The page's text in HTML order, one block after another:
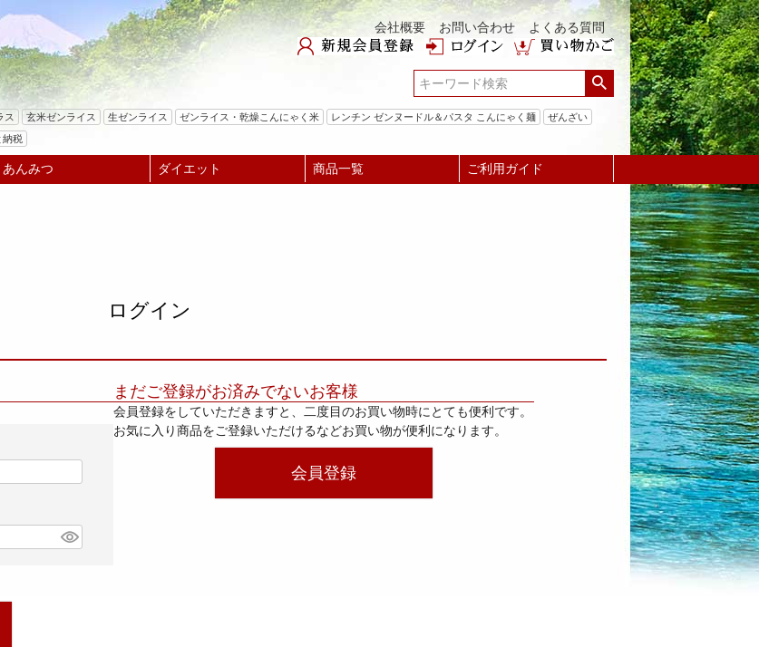
会社概要 お問い合わせ よくある質問
検索
ス 玄米ゼンライス 生ゼンライス ゼンライス・乾燥こんにゃく米 レンチン ゼンヌードル＆パスタ こんにゃく麺
ぜんざい
納税
あんみつ ダイエット 商品一覧 ご利用ガイド
ログイン
まだご登録がお済みでないお客様
会員登録をしていただきますと、二度目のお買い物時にとても便利です。
お気に入り商品をご登録いただけるなどお買い物が便利になります。
会員登録